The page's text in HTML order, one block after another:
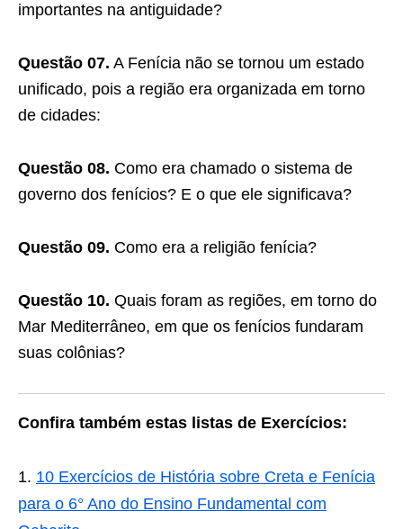
importantes na antiguidade?
Questão 07. A Fenícia não se tornou um estado
unificado, pois a região era organizada em torno
de cidades:
Questão 08. Como era chamado o sistema de
governo dos fenícios? E o que ele significava?
Questão 09. Como era a religião fenícia?
Questão 10. Quais foram as regiões, em torno do
Mar Mediterrâneo, em que os fenícios fundaram
suas colônias?
Confira também estas listas de Exercícios:
10 Exercícios de História sobre Creta e Fenícia
para o 6° Ano do Ensino Fundamental com